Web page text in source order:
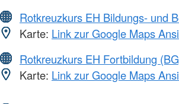
Rotkreuzkurs EH Bildungs- und
Karte: Link zur Google Maps
Rotkreuzkurs EH Fortbildung
Karte: Link zur Google Maps